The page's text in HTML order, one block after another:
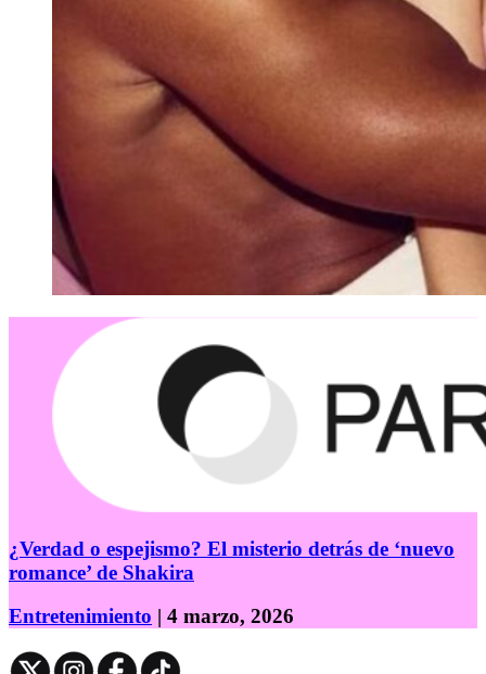
¿Verdad o espejismo? El misterio detrás de ‘nuevo
romance’ de Shakira
Entretenimiento | 4 marzo, 2026